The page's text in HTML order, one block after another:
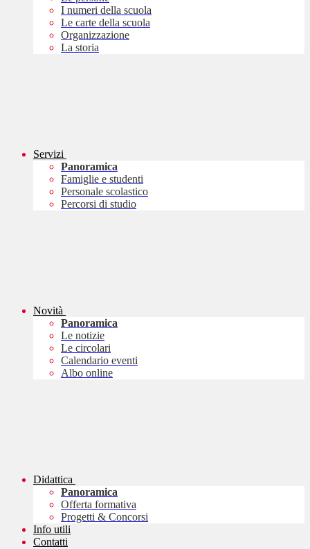
I numeri della scuola
Le carte della scuola
Organizzazione
La storia
Servizi
Panoramica
Famiglie e studenti
Personale scolastico
Percorsi di studio
Novità
Panoramica
Le notizie
Le circolari
Calendario eventi
Albo online
Didattica
Panoramica
Offerta formativa
Progetti & Concorsi
Info utili
Contatti